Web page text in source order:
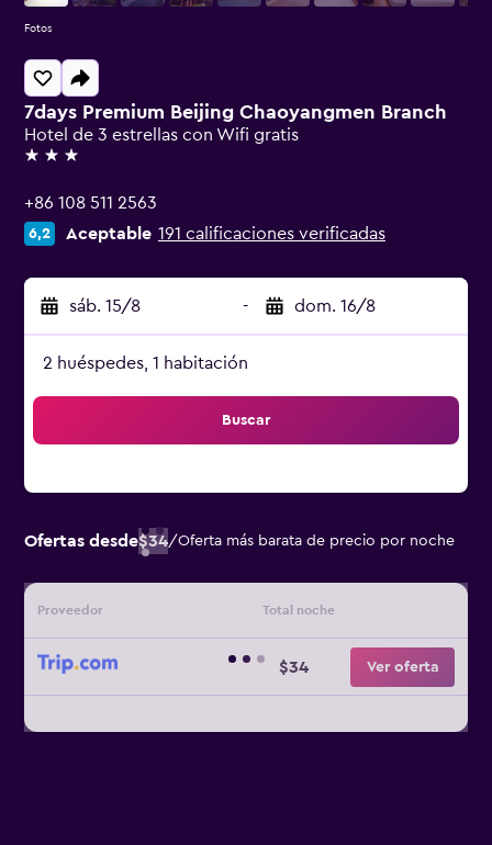
7days Premium Beijing Chaoyangmen Branch
Hotel de 3 estrellas con Wifi gratis
3 estrellas
+86 108 511 2563
6,2 Aceptable 191 calificaciones verificadas
sáb. 15/8 - dom. 16/8
2 huéspedes, 1 habitación
Buscar
Ofertas desde$34/Oferta más barata de precio por noche
Proveedor Total noche
$34 Ver oferta
Fotos